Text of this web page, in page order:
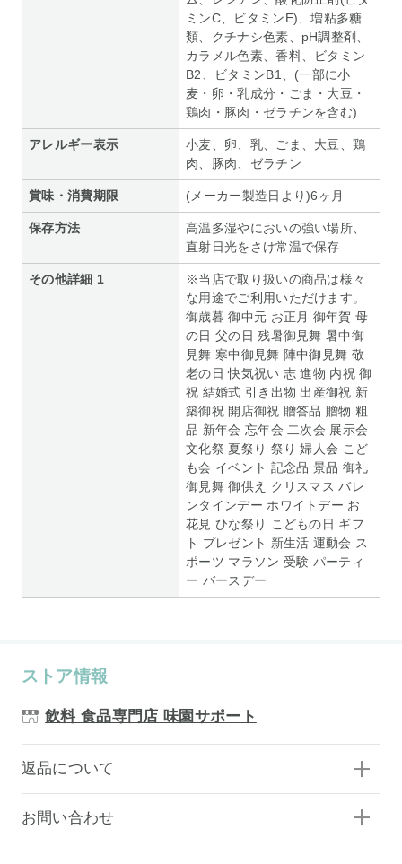
ミンC、ビタミンE)、増粘多糖
類、クチナシ色素、pH調整剤、
カラメル色素、香料、ビタミン
B2、ビタミンB1、(一部に小
麦・卵・乳成分・ごま・大豆・
鶏肉・豚肉・ゼラチンを含む)
アレルギー表示
小麦、卵、乳、ごま、大豆、鶏
肉、豚肉、ゼラチン
賞味・消費期限 (メーカー製造日より)6ヶ月
保存方法
高温多湿やにおいの強い場所、
直射日光をさけ常温で保存
その他詳細 1
※当店で取り扱いの商品は様々
な用途でご利用いただけます。
御歳暮 御中元 お正月 御年賀 母
の日 父の日 残暑御見舞 暑中御
見舞 寒中御見舞 陣中御見舞 敬
老の日 快気祝い 志 進物 内祝 御
祝 結婚式 引き出物 出産御祝 新
築御祝 開店御祝 贈答品 贈物 粗
品 新年会 忘年会 二次会 展示会
文化祭 夏祭り 祭り 婦人会 こど
も会 イベント 記念品 景品 御礼
御見舞 御供え クリスマス バレ
ンタインデー ホワイトデー お
花見 ひな祭り こどもの日 ギフ
ト プレゼント 新生活 運動会 ス
ポーツ マラソン 受験 パーティ
ー バースデー
ストア情報
飲料 食品専門店 味園サポート
返品について
お問い合わせ